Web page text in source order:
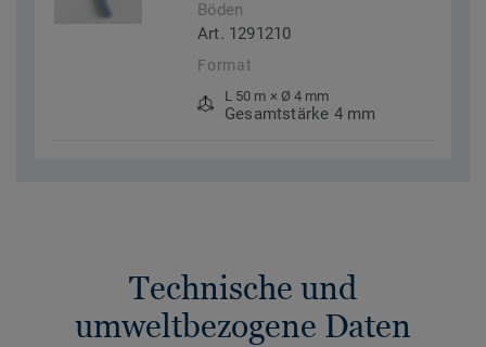
Böden
Art. 1291210
Format
L 50 m × Ø 4 mm
Gesamtstärke 4 mm
Technische und
umweltbezogene Daten